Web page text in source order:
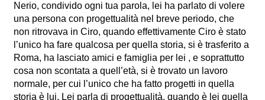
Nerio, condivido ogni tua parola, lei ha parlato di volere
una persona con progettualità nel breve periodo, che
non ritrovava in Ciro, quando effettivamente Ciro è stato
l’unico ha fare qualcosa per quella storia, si è trasferito a
Roma, ha lasciato amici e famiglia per lei , e soprattutto
cosa non scontata a quell’età, si è trovato un lavoro
normale, per cui l’unico che ha fatto progetti in quella
storia è lui. Lei parla di progettualità, quando è lei quella